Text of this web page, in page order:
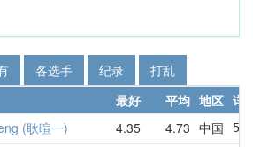
各选手 纪录
打乱
最好 平均 地区 详
(耿暄一) 4.35 4.73 中国